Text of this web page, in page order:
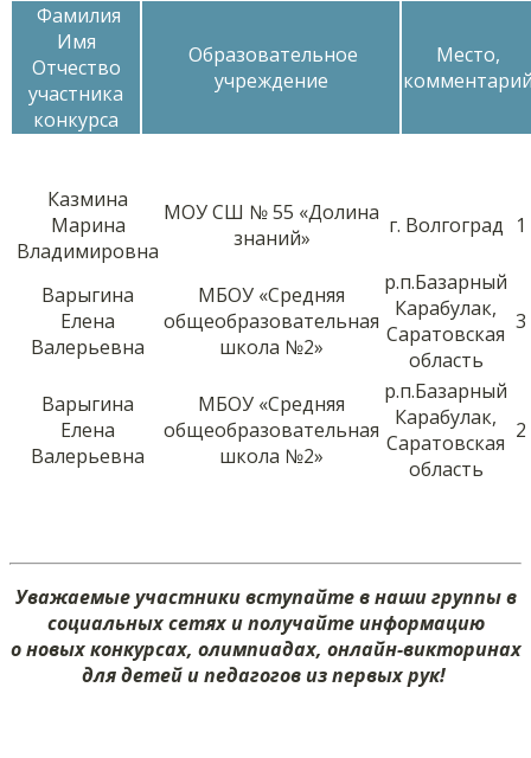
Фамилия
Имя
Отчество
участника
конкурса
Образовательное
учреждение
Место,
Казмина
Марина
Владимировна
МОУ СШ № 55 «Долина
знаний»
г. Волгоград 1
Варыгина
Елена
Валерьевна
МБОУ «Средняя
общеобразовательная
школа №2»
р.п.Базарный
Карабулак,
Саратовская
область
3
Варыгина
Елена
Валерьевна
МБОУ «Средняя
общеобразовательная
школа №2»
р.п.Базарный
Карабулак,
Саратовская
область
2
Уважаемые участники вступайте в наши группы в
социальных сетях и получайте информацию
о новых конкурсах, олимпиадах, онлайн-викторинах
для детей и педагогов из первых рук!